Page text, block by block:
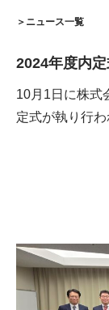
発
メディカル
インフラ
＞ニュース一覧
2024年度内
10月1日に株式
定式が執り行